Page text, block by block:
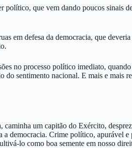
que vem dando poucos sinais
em defesa da democracia, que
no processo político imediato,
sentimento nacional. E mais e mais
um capitão do Exército,
democracia. Crime político, apurável
lo como boa semente em nosso